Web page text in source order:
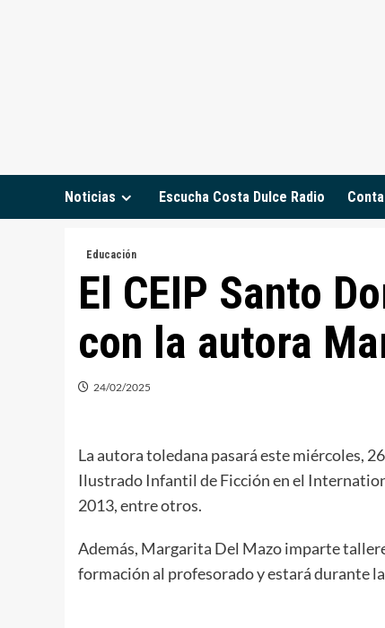
Noticias Escucha Costa Dulce Radio
Educación
El CEIP Santo
con la autora
24/02/2025
La autora toledana pasará este miércoles,
Ilustrado Infantil de Ficción en el
2013, entre otros.
Además, Margarita Del Mazo imparte
formación al profesorado y estará durante